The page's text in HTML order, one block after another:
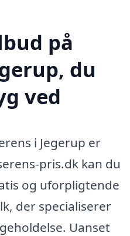
på
du
ved
i Jegerup er
pris.dk kan du
og uforpligtende
der specialiserer
Uanset